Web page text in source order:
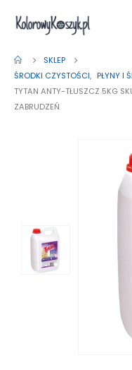
SKLEP
ŚRODKI CZYSTOŚCI, PŁYNY I
TYTAN ANTY-TŁUSZCZ 5KG
ZABRUDZEŃ